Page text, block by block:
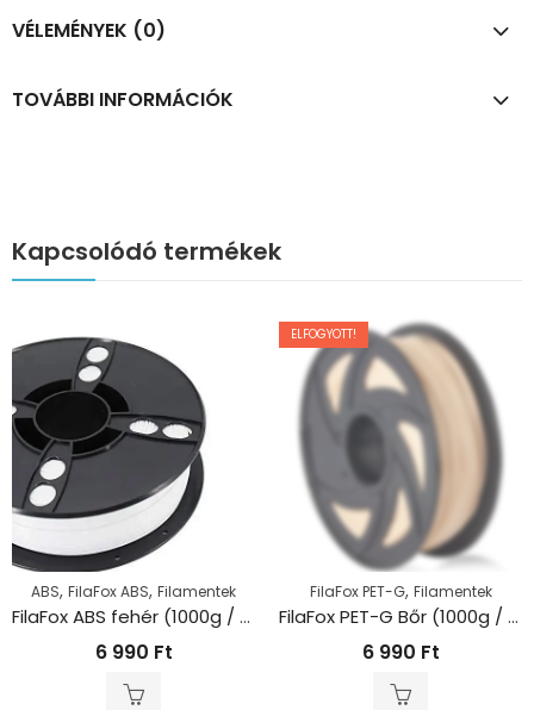
VÉLEMÉNYEK (0)
TOVÁBBI INFORMÁCIÓK
Kapcsolódó termékek
ABS, FilaFox ABS, Filamentek
FilaFox ABS fehér (1000g / 1,75mm)
6 990 Ft
ELFOGYOTT!
FilaFox PET-G, Filamentek
FilaFox PET-G Bőr (1000g / 1,75mm)
6 990 Ft